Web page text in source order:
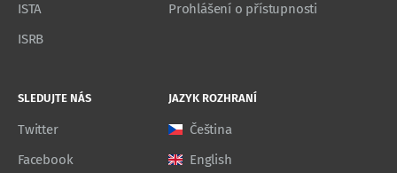
ISTA
ISRB
Prohlášení o přístupnosti
SLEDUJTE NÁS
Twitter
Facebook
JAZYK ROZHRANÍ
Čeština
English